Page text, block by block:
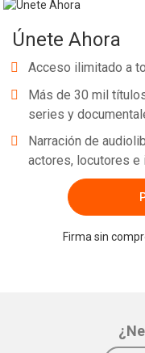
Únete Ahora
Acceso ilimitado a
Más de 30 mil
series y
Narración de
actores, locutores
Firma sin